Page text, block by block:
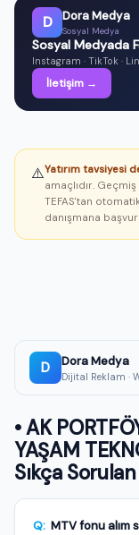
D Dora Medya
Sosyal Medya
Sosyal Medyada
Instagram · TikTok ·
İletişim →
⚠️Yatırım tavsiyesi
amaçlıdır.
TEFAS'tan
danışmana
D Dora Medya
Dijital Reklam ·
• AK
YAŞAM
Sıkça
Q: MTV fonu alım